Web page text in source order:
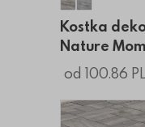
Kostka
Kostka
Kostka
Nature
od 100.86